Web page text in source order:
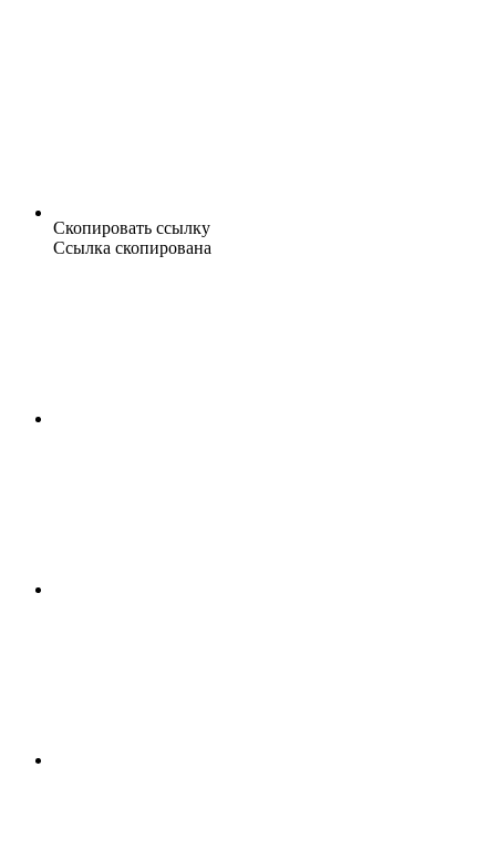
Скопировать ссылку
Ссылка скопирована